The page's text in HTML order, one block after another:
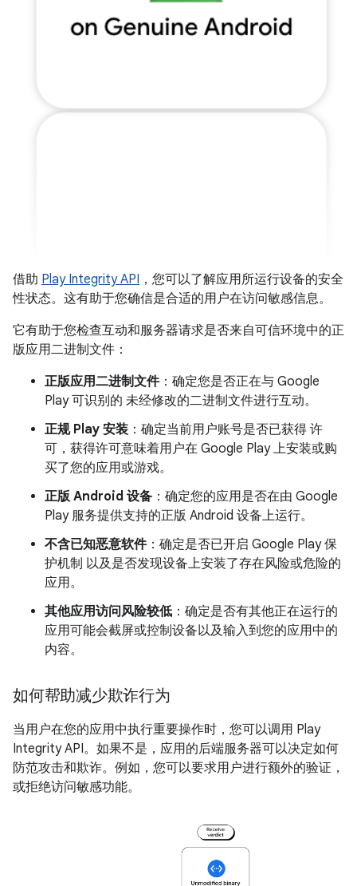
借助 Play Integrity API ，您可以了解应用所运行设备的安全
性状态。这有助于您确信是合适的用户在访问敏感信息。
它有助于您检查互动和服务器请求是否来自可信环境中的正
版应用二进制文件：
正版应用二进制文件：确定您是否正在与 Google
Play 可识别的 未经修改的二进制文件进行互动。
正规 Play 安装 ：确定当前用户账号是否已获得 许
可，获得许可意味着用户在 Google Play 上安装或购
买了您的应用或游戏。
正版 Android 设备 ：确定您的应用是否在由 Google
Play 服务提供支持的正版 Android 设备上运行。
不含已知恶意软件：确定是否已开启 Google Play 保
护机制 以及是否发现设备上安装了存在风险或危险的
应用。
其他应用访问风险较低 ：确定是否有其他正在运行的
应用可能会截屏或控制设备以及输入到您的应用中的
内容。
如何帮助减少欺诈行为
当用户在您的应用中执行重要操作时，您可以调用 Play
Integrity API。如果不是，应用的后端服务器可以决定如何
防范攻击和欺诈。例如，您可以要求用户进行额外的验证，
或拒绝访问敏感功能。